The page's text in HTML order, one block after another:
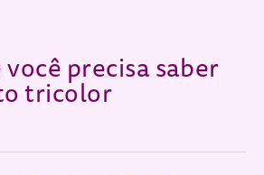
você precisa saber
tricolor